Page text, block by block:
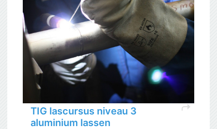
shortcut
TIG lascursus niveau 3
aluminium lassen